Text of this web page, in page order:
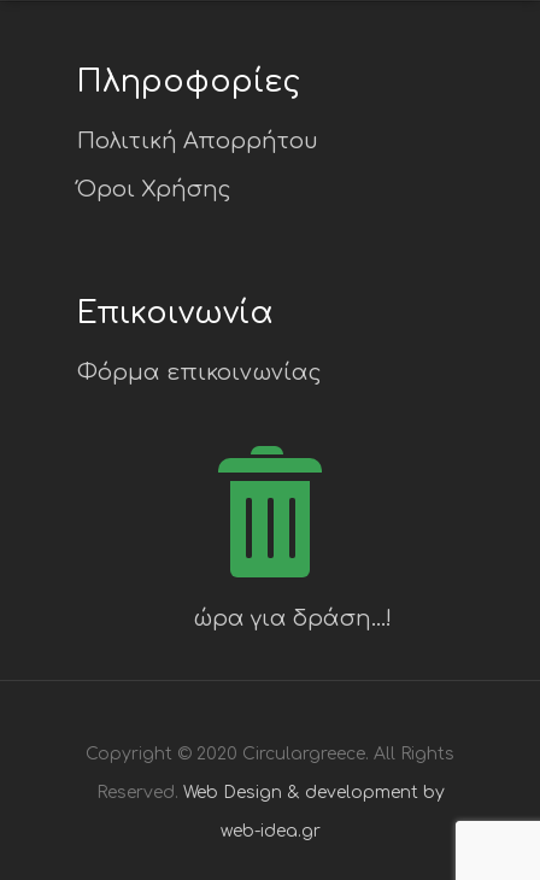
Πληροφορίες
Πολιτική Απορρήτου
Όροι Χρήσης
Επικοινωνία
Φόρμα επικοινωνίας
Copyright © 2020 Circulargreece. All Rights
Reserved. Web Design & development by
web-idea.gr